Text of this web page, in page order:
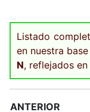
Listado
en nuestra
N, reflejados
ANTERIOR